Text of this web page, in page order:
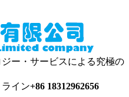
ー・サービスによる究極の
イン+86 18312962656